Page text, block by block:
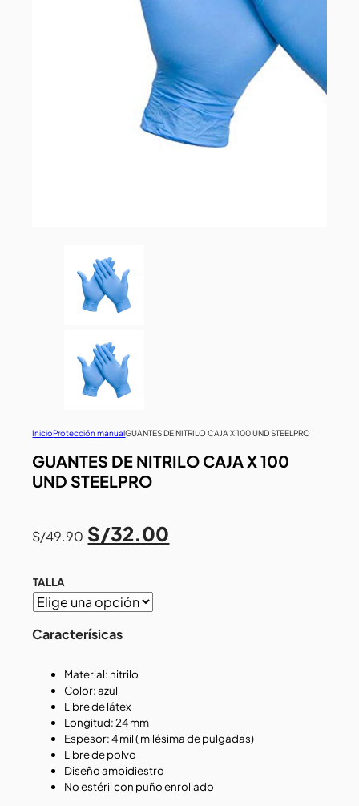
InicioProtección manualGUANTES DE NITRILO CAJA X 100 UND STEELPRO
GUANTES DE NITRILO CAJA X 100
UND STEELPRO
S/49.90
El
precio
S/49.90.
S/32.00precio
TALLA
Caracterísicas
Material: nitrilo
Color: azul
Libre de látex
Longitud: 24 mm
Espesor: 4 mil ( milésima de pulgadas)
Libre de polvo
Diseño ambidiestro
No estéril con puño enrollado